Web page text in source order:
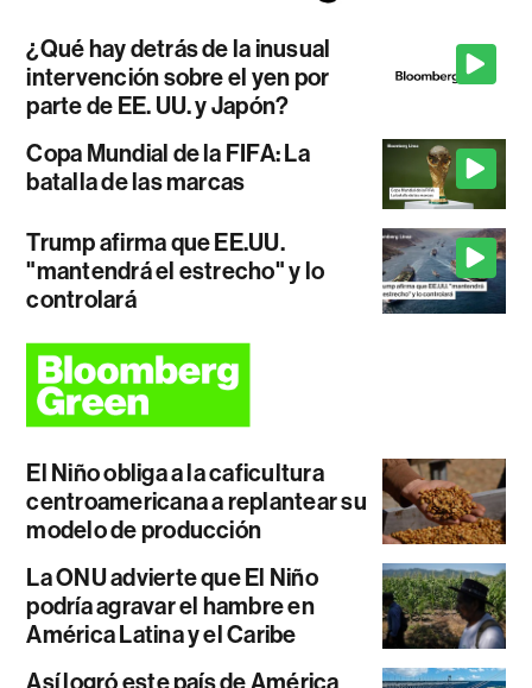
¿Qué hay detrás de la inusual
intervención sobre el yen por
parte de EE. UU. y Japón?
Copa Mundial de la FIFA: La
batalla de las marcas
Trump afirma que EE.UU.
"mantendrá el estrecho" y lo
controlará
El Niño obliga a la caficultura
centroamericana a replantear su
modelo de producción
La ONU advierte que El Niño
podría agravar el hambre en
América Latina y el Caribe